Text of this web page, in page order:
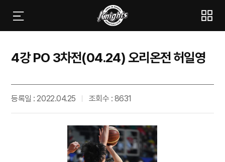
4강 PO 3차전(04.24) 오리온전 허일영
등록일 : 2022.04.25 조회수 : 8631